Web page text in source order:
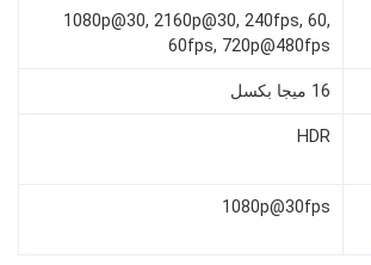
1080p@30, 2160p@30, 240fps, 60,
60fps, 720p@480fps
16 ميجا بكسل
HDR
1080p@30fps